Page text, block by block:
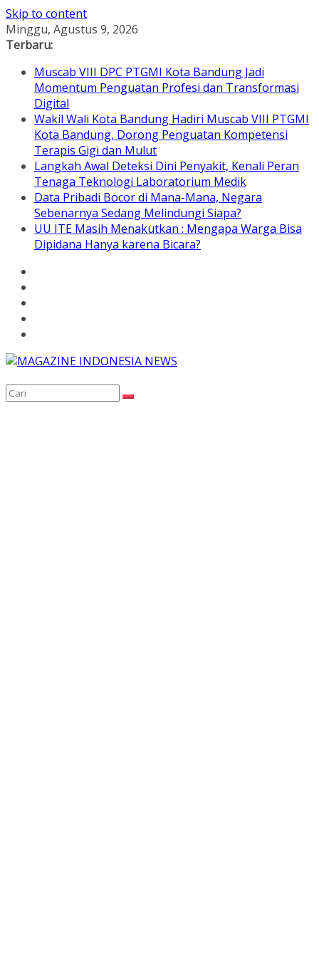
Skip to content
Minggu, Agustus 9, 2026
Terbaru:
Muscab VIII DPC PTGMI Kota Bandung Jadi
Momentum Penguatan Profesi dan Transformasi
Digital
Wakil Wali Kota Bandung Hadiri Muscab VIII PTGMI
Kota Bandung, Dorong Penguatan Kompetensi
Terapis Gigi dan Mulut
Langkah Awal Deteksi Dini Penyakit, Kenali Peran
Tenaga Teknologi Laboratorium Medik
Data Pribadi Bocor di Mana-Mana, Negara
Sebenarnya Sedang Melindungi Siapa?
UU ITE Masih Menakutkan : Mengapa Warga Bisa
Dipidana Hanya karena Bicara?